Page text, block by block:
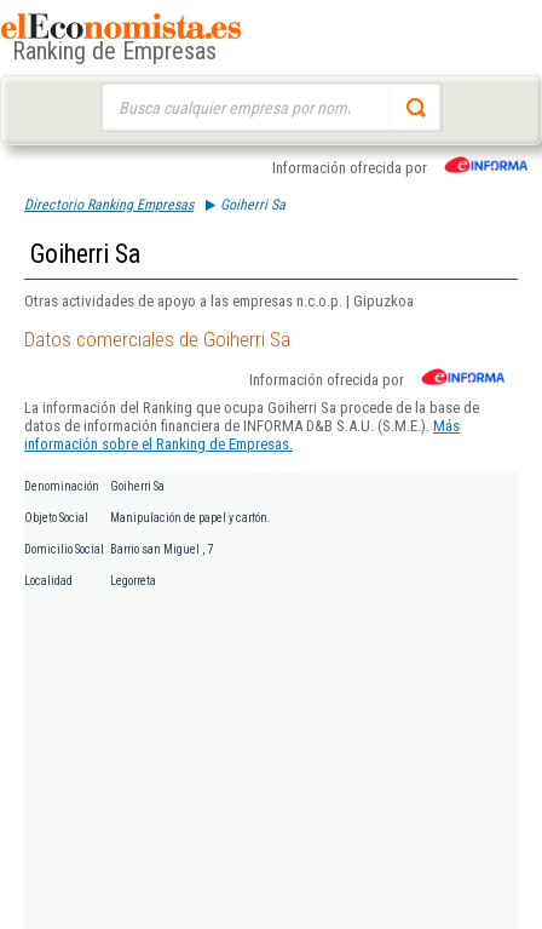
Ranking de Empresas
Información ofrecida por
Directorio Ranking Empresas Goiherri Sa
Goiherri Sa
Otras actividades de apoyo a las empresas n.c.o.p. | Gipuzkoa
Datos comerciales de Goiherri Sa
Información ofrecida por
La información del Ranking que ocupa Goiherri Sa procede de la base de
datos de información financiera de INFORMA D&B S.A.U. (S.M.E.). Más
información sobre el Ranking de Empresas.
Denominación Goiherri Sa
Objeto Social Manipulación de papel y cartón.
Domicilio Social Barrio san Miguel , 7
Localidad Legorreta